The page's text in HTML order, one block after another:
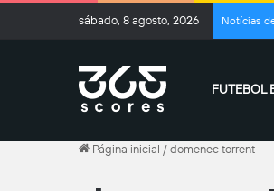
sábado, 8 agosto, 2026 Notícias
FUTEBOL
Página inicial / domenec torrent